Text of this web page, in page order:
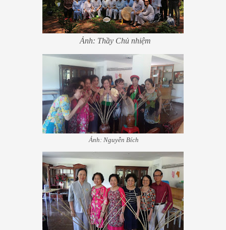
Ảnh: Thầy Chủ nhiệm
Ảnh: Nguyễn Bích